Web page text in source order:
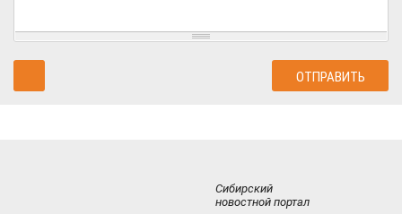
Сибирский
новостной портал